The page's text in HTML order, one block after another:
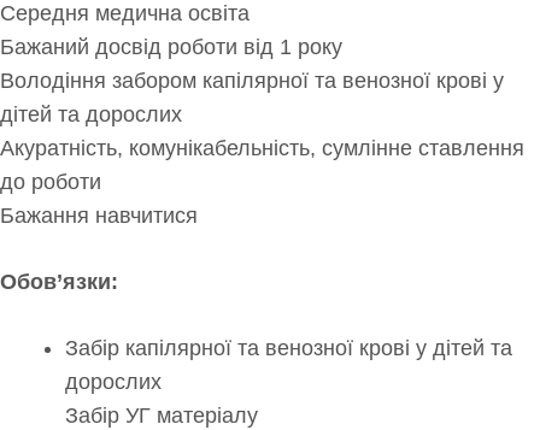
Середня медична освіта
Бажаний досвід роботи від 1 року
Володіння забором капілярної та венозної крові у
дітей та дорослих
Акуратність, комунікабельність, сумлінне ставлення
до роботи
Бажання навчитися
Обов’язки:
Забір капілярної та венозної крові у дітей та
дорослих
Забір УГ матеріалу